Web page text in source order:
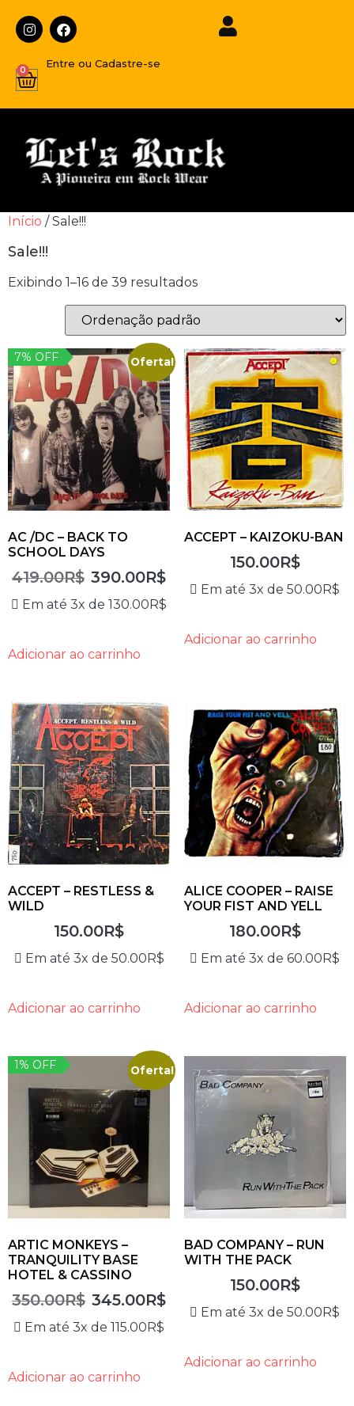
Entre ou Cadastre-se
0
Início / Sale!!!
Sale!!!
Exibindo 1–16 de 39 resultados
Oferta!
7% OFF
AC /DC – BACK TO
SCHOOL DAYS
419.00R$ 390.00R$
Em até 3x de130.00R$
Adicionar ao carrinho
ACCEPT – KAIZOKU-BAN
150.00R$
Em até 3x de50.00R$
Adicionar ao carrinho
ACCEPT – RESTLESS &
WILD
150.00R$
Em até 3x de 50.00R$
Adicionar ao carrinho
ALICE COOPER – RAISE
YOUR FIST AND YELL
180.00R$
Em até 3x de60.00R$
Adicionar ao carrinho
Oferta!
1% OFF
ARTIC MONKEYS –
TRANQUILITY BASE
HOTEL & CASSINO
350.00R$ 345.00R$
Em até 3x de115.00 R$
Adicionar ao carrinho
BAD COMPANY – RUN
WITH THE PACK
150.00R$
Em até 3x de50.00 R$
Adicionar ao carrinho